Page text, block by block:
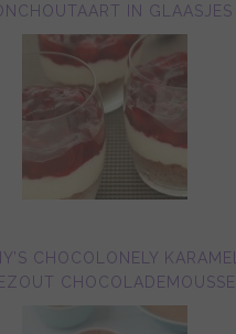
IN GLAASJES
CHOCOLONELY KARAMEL
CHOCOLADEMOUSSE